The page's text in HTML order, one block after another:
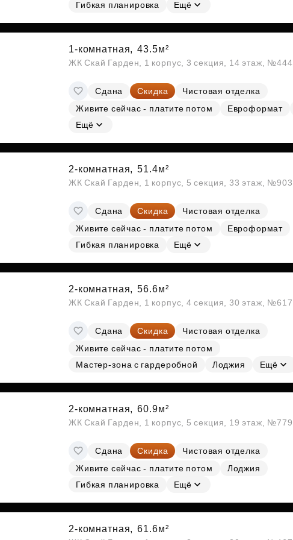
СубсидииГибкая планировка
Ещё
1-комнатная, 43.5м²
ЖК Скай Гарден, 1 корпус, 3 секция, 14 этаж, №444
Сдана Скидка
Чистовая отделка
Живите сейчас - платите потом
Евроформат
Ещё
2-комнатная, 51.4м²
ЖК Скай Гарден, 1 корпус, 5 секция, 33 этаж, №903
Сдана Скидка
Чистовая отделка
Живите сейчас - платите потом
Евроформат
Гибкая планировка
Ещё
2-комнатная, 56.6м²
ЖК Скай Гарден, 1 корпус, 4 секция, 30 этаж, №617
Сдана Скидка
Чистовая отделка
Живите сейчас - платите потом
Мастер-зона с гардеробной
Лоджия Ещё
2-комнатная, 60.9м²
ЖК Скай Гарден, 1 корпус, 5 секция, 19 этаж, №779
Сдана Скидка
Чистовая отделка
Живите сейчас - платите потом
Лоджия
Гибкая планировка
Ещё
2-комнатная, 61.6м²